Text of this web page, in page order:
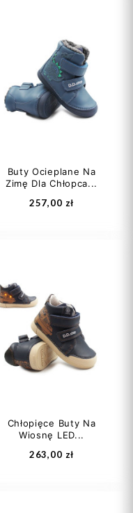
21
23
25
Dodaj do koszyka
Buty Ocieplane Na
Zimę Dla Chłopca...
257,00 zł
27 30
Dodaj do koszyka
Chłopięce Buty Na
Wiosnę LED...
263,00 zł